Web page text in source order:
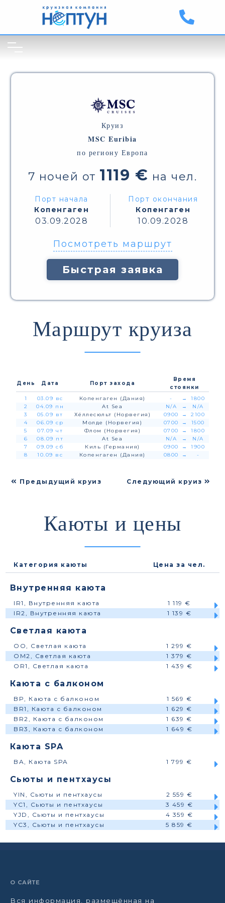
Круиз
MSC Euribia
по региону Европа
7 ночей от 1119 € на чел.
Порт начала
Копенгаген
03.09.2028
Порт окончания
Копенгаген
10.09.2028
Посмотреть маршрут
Быстрая заявка
Маршрут круиза
День Дата Порт захода
Время
стоянки
1
03.09 вс Копенгаген (Дания) - →
1800
2
04.09 пн At Sea N/A →
N/A
3
05.09 вт Хёллесюльт (Норвегия) 0900 →
2100
4
06.09 ср Молде (Норвегия) 0700 →
1500
5
07.09 чт Флом (Норвегия) 0700 →
1800
6
08.09 пт At Sea N/A →
N/A
7
09.09 сб Киль (Германия) 0900 →
1900
8
10.09 вс Копенгаген (Дания) 0800 → -
Предыдущий круиз Следующий круиз
Каюты и цены
Категория каюты Цена за чел.
Внутренняя каюта
IR1, Внутренняя каюта
1 119 €
IR2, Внутренняя каюта
1 139 €
Светлая каюта
OO, Светлая каюта
1 299 €
OM2, Светлая каюта
1 379 €
OR1, Светлая каюта
1 439 €
Каюта с балконом
BP, Каюта с балконом
1 569 €
BR1, Каюта с балконом
1 629 €
BR2, Каюта с балконом
1 639 €
BR3, Каюта с балконом
1 649 €
Каюта SPA
BA, Каюта SPA 1 799 €
Сьюты и пентхаусы
YIN, Сьюты и пентхаусы
2 559 €
YC1, Сьюты и пентхаусы
3 459 €
YJD, Сьюты и пентхаусы
4 359 €
YC3, Сьюты и пентхаусы
5 859 €
О САЙТЕ
Вся информация, размещённая на